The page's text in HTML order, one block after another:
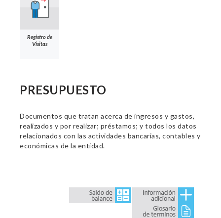
Registro de
Visitas
PRESUPUESTO
Documentos que tratan acerca de ingresos y gastos,
realizados y por realizar; préstamos; y todos los datos
relacionados con las actividades bancarias, contables y
económicas de la entidad.